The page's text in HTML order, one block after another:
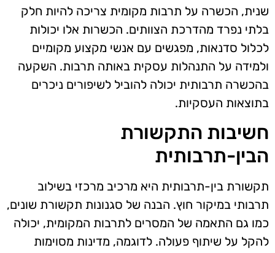
שנית, הכשרה על תרבות מקומית צריכה להיות חלק
בלתי נפרד מהדרכת הצוותים. הכשרות אלו יכולות
לכלול סדנאות, מפגשים עם אנשי מקצוע מקומיים
ולמידה על התנהלות עסקית באותה תרבות. השקעה
בהכשרה תרבותית יכולה להוביל לשיפורים ניכרים
בתוצאות העסקיות.
חשיבות התקשורת
הבין-תרבותית
תקשורת בין-תרבותית היא מרכיב מרכזי בשילוב
תרבותי במיקור חוץ. הבנה של סגנונות תקשורת שונים,
כמו גם התאמה של המסרים לתרבות המקומית, יכולה
להקל על שיתוף פעולה. לדוגמה, מדינות מסוימות